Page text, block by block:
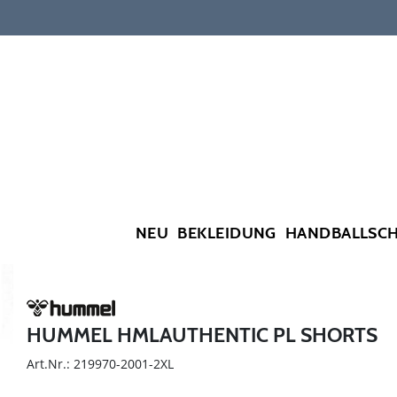
NEU BEKLEIDUNG
HUMMEL HMLAUTHENTIC PL SHORTS
Art.Nr.: 219970-2001-2XL